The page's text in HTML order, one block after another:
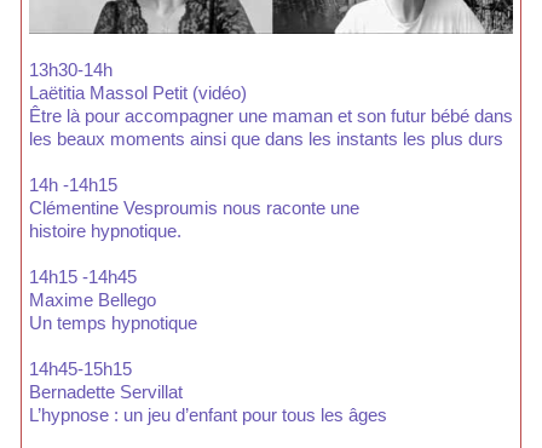
13h30-14h
Laëtitia Massol Petit (vidéo)
Être là pour accompagner une maman et son futur bébé dans
les beaux moments ainsi que dans les instants les plus durs
14h -14h15
Clémentine Vesproumis nous raconte une
histoire hypnotique.
14h15 -14h45
Maxime Bellego
Un temps hypnotique
14h45-15h15
Bernadette Servillat
L’hypnose : un jeu d’enfant pour tous les âges